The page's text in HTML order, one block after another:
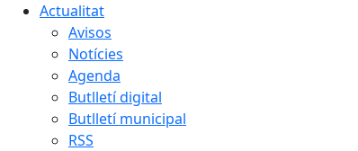
Actualitat
Avisos
Notícies
Agenda
Butlletí digital
Butlletí municipal
RSS